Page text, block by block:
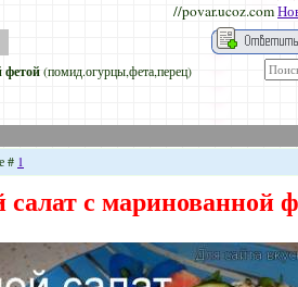
//povar.ucoz.com
фетой(помид.огурцы,фета,перец)
# 1
с маринованной